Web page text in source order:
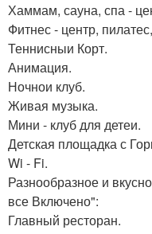
Хаммам, сауна, спа -
Фитнес - центр,
Теннисныи Корт.
Анимация.
Ночнои клуб.
Живая музыка.
Мини - клуб для детеи.
Детская площадка с
Wi - Fi.
Разнообразное и
все Включено":
Главный ресторан.